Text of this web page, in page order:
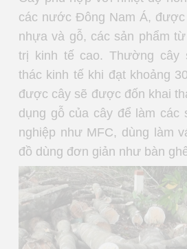
các nước Đông Nam Á, được
nhựa và gỗ, các sản phẩm
trị kinh tế cao. Thường cây
thác kinh tế khi đạt khoảng
được cây sẽ được đốn khai
dụng gỗ của cây để làm các
nghiệp như MFC, dùng làm
đồ dùng đơn giản như bàn